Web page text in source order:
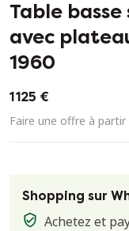
Table
avec
1960
1 125 €
Faire une offre à partir
Shopping sur
Achetez et